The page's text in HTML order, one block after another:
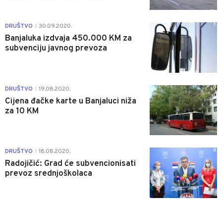
DRUŠTVO 30.09.2020.
Banjaluka izdvaja 450.000 KM za
subvenciju javnog prevoza
1
DRUŠTVO 19.08.2020.
Cijena đačke karte u Banjaluci niža
za 10 KM
0
DRUŠTVO 18.08.2020.
Radojičić: Grad će subvencionisati
prevoz srednjoškolaca
0